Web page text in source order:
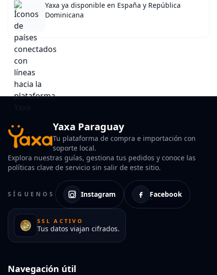
Yaxa ya disponible en España y República
Dominicana
Yaxa Paraguay
Tu plataforma de compra e importación con
soporte local.
Explora nuestras guías, gestiona tus pedidos y conoce las
políticas clave de servicio sin salir de este sitio.
SÍGUENOS Instagram Facebook
SSL ACTIVO
Tus datos viajan cifrados.
Navegación útil